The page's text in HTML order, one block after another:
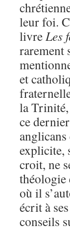
leur foi.
livreLes
rarement
et
la
ce
explicite,
croit, ne
théologie
où il
écrit à
conseils